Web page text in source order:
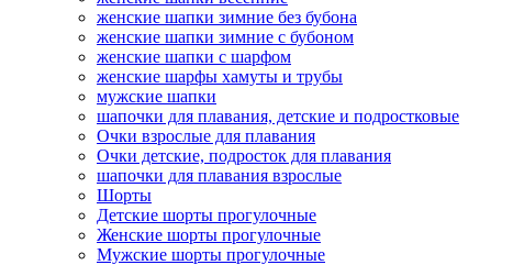
женские шапки зимние без бубона
женские шапки зимние с бубоном
женские шапки с шарфом
женские шарфы хамуты и трубы
мужские шапки
шапочки для плавания, детские и подростковые
Очки взрослые для плавания
Очки детские, подросток для плавания
шапочки для плавания взрослые
Шорты
Детские шорты прогулочные
Женские шорты прогулочные
Мужские шорты прогулочные